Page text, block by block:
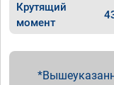
Крутящий
момент